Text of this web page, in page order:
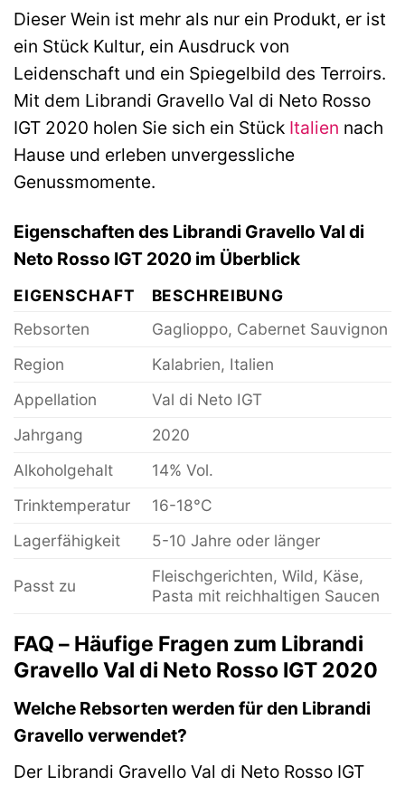
Dieser Wein ist mehr als nur ein Produkt, er ist
ein Stück Kultur, ein Ausdruck von
Leidenschaft und ein Spiegelbild des Terroirs.
Mit dem Librandi Gravello Val di Neto Rosso
IGT 2020 holen Sie sich ein Stück Italien nach
Hause und erleben unvergessliche
Genussmomente.
Eigenschaften des Librandi Gravello Val di
Neto Rosso IGT 2020 im Überblick
EIGENSCHAFT
BESCHREIBUNG
Rebsorten
Gaglioppo, Cabernet Sauvignon
Region
Kalabrien, Italien
Appellation
Val di Neto IGT
Jahrgang
2020
Alkoholgehalt
14% Vol.
Trinktemperatur
16-18°C
Lagerfähigkeit
5-10 Jahre oder länger
Passt zu
Fleischgerichten, Wild, Käse,
Pasta mit reichhaltigen Saucen
FAQ – Häufige Fragen zum Librandi
Gravello Val di Neto Rosso IGT 2020
Welche Rebsorten werden für den Librandi
Gravello verwendet?
Der Librandi Gravello Val di Neto Rosso IGT